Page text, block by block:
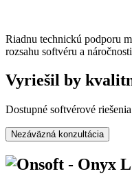
Riadnu technickú podporu
rozsahu softvéru a
Vyriešil by
Dostupné softvérové
Nezáväzná konzultácia